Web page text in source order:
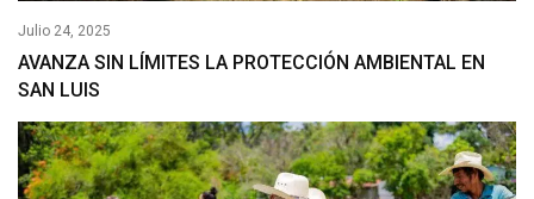
Julio 24, 2025
AVANZA SIN LÍMITES LA PROTECCIÓN AMBIENTAL EN
SAN LUIS